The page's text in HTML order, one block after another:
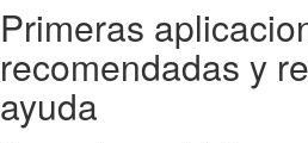
Primeras
recomendadas y
ayuda